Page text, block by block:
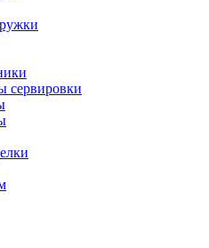
сервировки